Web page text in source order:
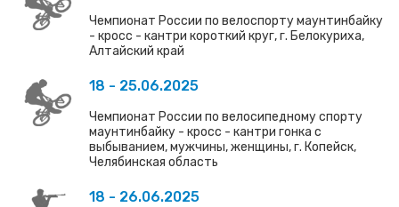
Чемпионат России по велоспорту маунтинбайку
- кросс - кантри короткий круг, г. Белокуриха,
Алтайский край
18 - 25.06.2025
Чемпионат России по велосипедному спорту
маунтинбайку - кросс - кантри гонка с
выбыванием, мужчины, женщины, г. Копейск,
Челябинская область
18 - 26.06.2025